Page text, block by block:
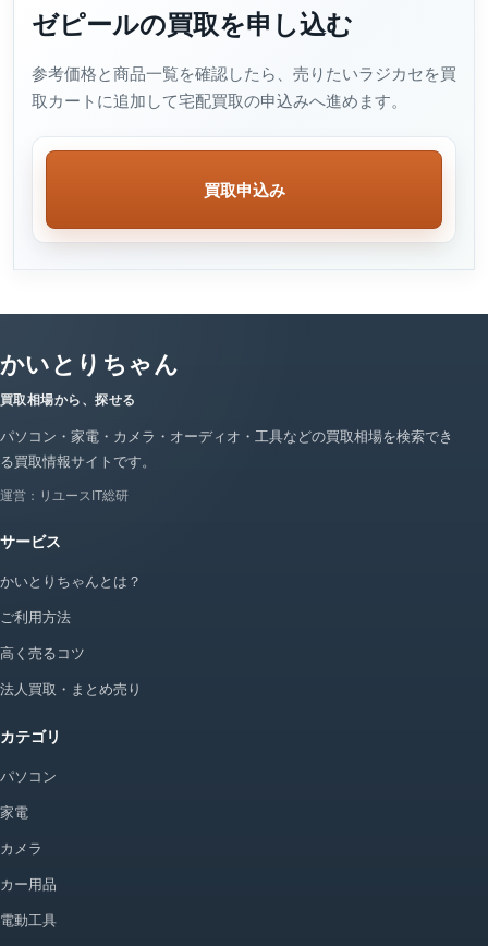
ゼピールの買取を申し込む
参考価格と商品一覧を確認したら、売りたいラジカセを買
取カートに追加して宅配買取の申込みへ進めます。
買取申込み
かいとりちゃん
買取相場から、探せる
パソコン・家電・カメラ・オーディオ・工具などの買取相場を検索でき
る買取情報サイトです。
運営：リユースIT総研
サービス
かいとりちゃんとは？
ご利用方法
高く売るコツ
法人買取・まとめ売り
カテゴリ
パソコン
家電
カメラ
カー用品
電動工具